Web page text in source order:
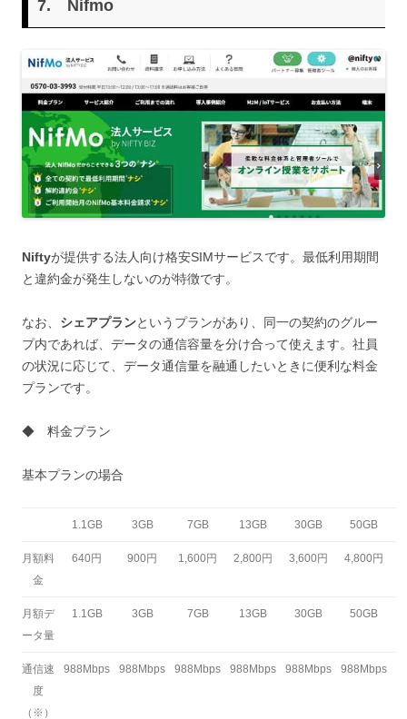
7. Nifmo
Niftyが提供する法人向け格安SIMサービスです。最低利用期間
と違約金が発生しないのが特徴です。
なお、 シェアプランというプランがあり、同一の契約のグルー
プ内であれば、データの通信容量を分け合って使えます。社員
の状況に応じて、データ通信量を融通したいときに便利な料金
プランです。
◆ 料金プラン
基本プランの場合
1.1GB 3GB 7GB 13GB 30GB 50GB
月額料
金
640円 900円 1,600円 2,800円 3,600円 4,800円
月額デ
ータ量
1.1GB 3GB 7GB 13GB 30GB 50GB
通信速
度
（※）
988Mbps 988Mbps 988Mbps 988Mbps 988Mbps 988Mbps